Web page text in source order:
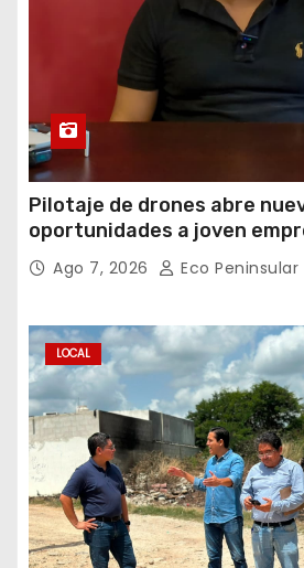
Pilotaje de drones abre
oportunidades a joven
yucateco
Ago 7, 2026 Eco Peninsular
LOCAL